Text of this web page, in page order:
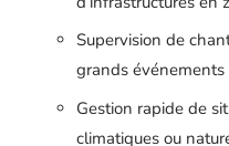
Supervision de
grands événements
Gestion rapide de
climatiques ou